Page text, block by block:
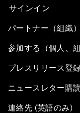
サインイン
パートナー（組織
参加する（個人、組
プレスリリース登
ニュースレター購
連絡先 (英語のみ)